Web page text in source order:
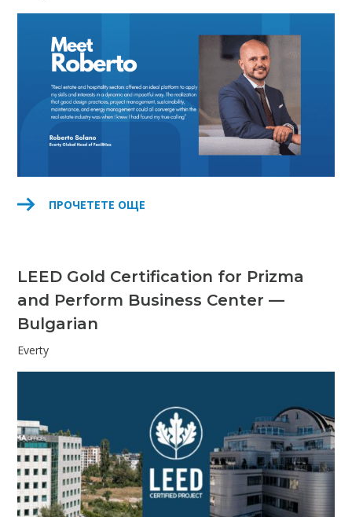
ПРОЧЕТЕТЕ ОЩЕ
LEED Gold Certification for Prizma
and Perform Business Center —
Bulgarian
Everty